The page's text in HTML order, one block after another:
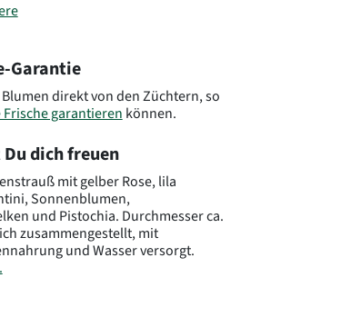
Garantie
direkt von den Züchtern, so
Frische garantieren können.
dich freuen
mit gelber Rose, lila
Sonnenblumen,
und Pistochia. Durchmesser ca.
zusammengestellt, mit
und Wasser versorgt.